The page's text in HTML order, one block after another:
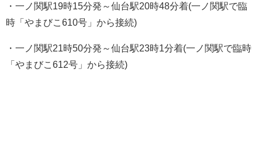
・一ノ関駅19時15分発～仙台駅20時48分着(一ノ関駅で臨
時「やまびこ610号」から接続)
・一ノ関駅21時50分発～仙台駅23時1分着(一ノ関駅で臨時
「やまびこ612号」から接続)